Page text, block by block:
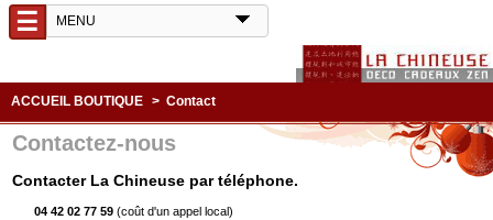
☰
ACCUEIL BOUTIQUE > Contact
Contactez-nous
Contacter La Chineuse par téléphone.
04 42 02 77 59 (coût d'un appel local)